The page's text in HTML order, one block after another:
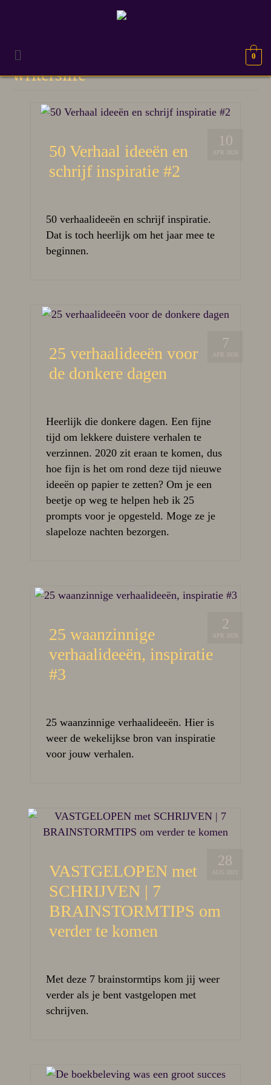
0
writerslife
10
APR 2026
50 Verhaal ideeën en
schrijf inspiratie #2
50 verhaalideeën en schrijf inspiratie.
Dat is toch heerlijk om het jaar mee te
beginnen.
7
APR 2026
25 verhaalideeën voor
de donkere dagen
Heerlijk die donkere dagen. Een fijne
tijd om lekkere duistere verhalen te
verzinnen. 2020 zit eraan te komen, dus
hoe fijn is het om rond deze tijd nieuwe
ideeën op papier te zetten? Om je een
beetje op weg te helpen heb ik 25
prompts voor je opgesteld. Moge ze je
slapeloze nachten bezorgen.
2
APR 2026
25 waanzinnige
verhaalideeën, inspiratie
#3
25 waanzinnige verhaalideeën. Hier is
weer de wekelijkse bron van inspiratie
voor jouw verhalen.
28
AUG 2021
VASTGELOPEN met
SCHRIJVEN | 7
BRAINSTORMTIPS om
verder te komen
Met deze 7 brainstormtips kom jij weer
verder als je bent vastgelopen met
schrijven.